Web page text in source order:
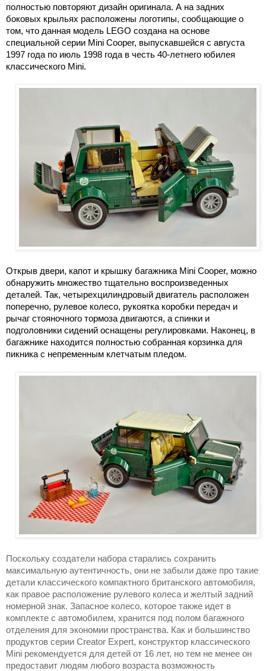
полностью повторяют дизайн оригинала. А на задних
боковых крыльях расположены логотипы, сообщающие о
том, что данная модель LEGO создана на основе
специальной серии Mini Cooper, выпускавшейся с августа
1997 года по июль 1998 года в честь 40-летнего юбилея
классического Mini.
Открыв двери, капот и крышку багажника Mini Cooper, можно
обнаружить множество тщательно воспроизведенных
деталей. Так, четырехцилиндровый двигатель расположен
поперечно, рулевое колесо, рукоятка коробки передач и
рычаг стояночного тормоза двигаются, а спинки и
подголовники сидений оснащены регулировками. Наконец, в
багажнике находится полностью собранная корзинка для
пикника с непременным клетчатым пледом.
Поскольку создатели набора старались сохранить
максимальную аутентичность, они не забыли даже про такие
детали классического компактного британского автомобиля,
как правое расположение рулевого колеса и желтый задний
номерной знак. Запасное колесо, которое также идет в
комплекте с автомобилем, хранится под полом багажного
отделения для экономии пространства. Как и большинство
продуктов серии Creator Expert, конструктор классического
Mini рекомендуется для детей от 16 лет, но тем не менее он
предоставит людям любого возраста возможность